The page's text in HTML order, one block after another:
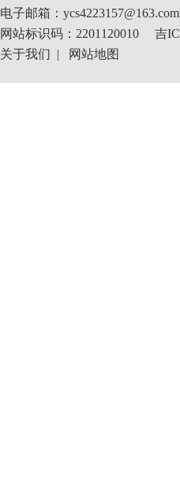
电子邮箱：ycs4223157@163.com
网站标识码：2201120010
吉
关于我们 | 网站地图